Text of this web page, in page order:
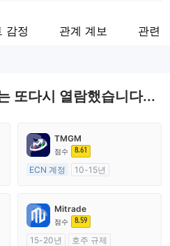
감정 관계 계보 관련
또다시 열람했습니다...
TMGM
점수 8.61
ECN 계정
10-15년
외환 거래 라이선스 (MM)
마스터 레이블 MT4
Mitrade
점수 8.59
15-20년
호주 규제